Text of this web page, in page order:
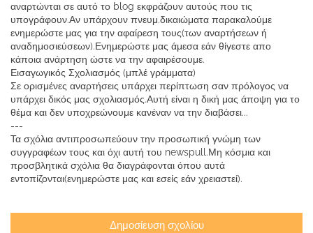
αναρτώνται σε αυτό το blog εκφράζουν αυτούς που τις
υπογράφουν.Αν υπάρχουν πνευμ.δικαιώματα παρακαλούμε
ενημερώστε μας για την αφαίρεση τους(των αναρτήσεων ή
αναδημοσιεύσεων).Ενημερώστε μας άμεσα εάν θίγεστε απο
κάποια ανάρτηση ώστε να την αφαιρέσουμε.
Εισαγωγικός Σχολιασμός (μπλέ γράμματα)
Σε ορισμένες αναρτήσεις υπάρχει περίπτωση σαν πρόλογος να
υπάρχει δικός μας σχολιασμός.Αυτή είναι η δική μας άποψη για το
θέμα και δεν υποχρεώνουμε κανέναν να την διαβάσει...
---
Τα σχόλια αντιπροσωπεύουν την προσωπική γνώμη των
συγγραφέων τους και όχι αυτή του newspull.Μη κόσμια και
προσβλητικά σχόλια θα διαγράφονται όπου αυτά
εντοπίζονται(ενημερώστε μας και εσείς εάν χρειαστεί).
Δημοσίευση σχολίου